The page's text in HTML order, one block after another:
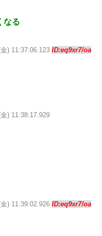
なる
) 11:37:06.123 ID:eq9xr7/oa
) 11:38:17.929
) 11:39:02.926 ID:eq9xr7/oa